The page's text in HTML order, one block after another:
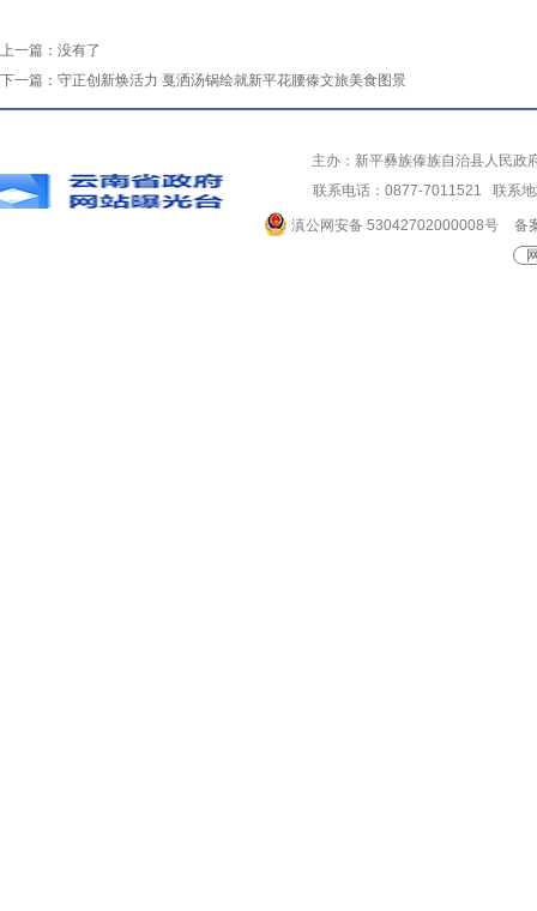
上一篇： 没有了
下一篇： 守正创新焕活力 戛洒汤锅绘就新平花腰傣文旅美食图景
主办：新平彝族傣族自治县人民
联系电话：0877-7011521 联系
滇公网安备 53042702000008号
备